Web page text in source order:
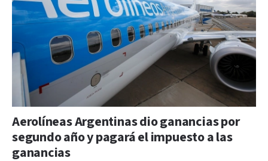
Aerolíneas Argentinas dio ganancias por
segundo año y pagará el impuesto a las
ganancias